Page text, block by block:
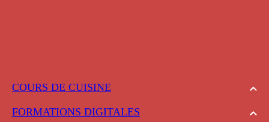
COURS DE CUISINE
FORMATIONS DIGITALES